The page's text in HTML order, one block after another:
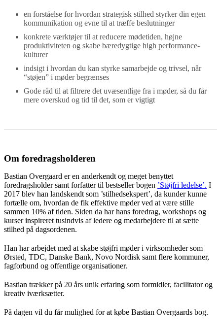
en forståelse for hvordan strategisk stilhed styrker din egen
kommunikation og evne til at træffe beslutninger
konkrete værktøjer til at reducere mødetiden, højne
produktiviteten og skabe bæredygtige high performance-
kulturer
indsigt i hvordan du kan styrke samarbejde og trivsel, når
“støjen” i møder begrænses
Gode råd til at filtrere det uvæsentlige fra i møder, så du får
mere overskud og tid til det, som er vigtigt
Om foredragsholderen
Bastian Overgaard er en anderkendt og meget benyttet
foredragsholder samt forfatter til bestseller bogen ’Støjfri ledelse’. I
2017 blev han landskendt som ’stilhedsekspert’, da kunder kunne
fortælle om, hvordan de fik effektive møder ved at være stille
sammen 10% af tiden. Siden da har hans foredrag, workshops og
kurser inspireret tusindvis af ledere og medarbejdere til at sætte
stilhed på dagsordenen.
Han har arbejdet med at skabe støjfri møder i virksomheder som
Ørsted, TDC, Danske Bank, Novo Nordisk samt flere kommuner,
fagforbund og offentlige organisationer.
Bastian trækker på 20 års unik erfaring som formidler, facilitator og
kreativ iværksætter.
På dagen vil du får mulighed for at købe Bastian Overgaards bog.